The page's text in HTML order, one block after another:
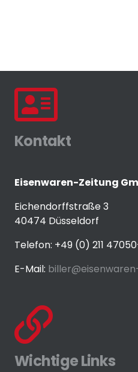
Kontakt
Eisenwaren-Zeitung
Eichendorffstraße 3
40474 Düsseldorf
Telefon: +49 (0) 211
E-Mail:
Wichtige Links